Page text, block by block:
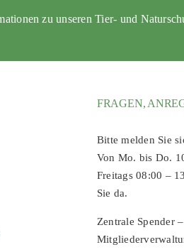
zu unseren Tier- und
FRAGEN,
Bitte melden Sie
Von Mo. bis Do.
Freitags 08:00 –
Sie da.
Zentrale Spender –